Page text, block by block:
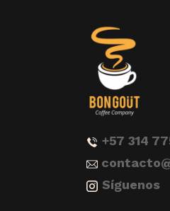
+57 314
Síguenos